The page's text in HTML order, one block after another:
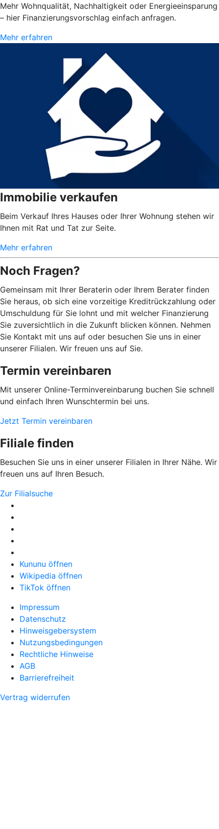
Mehr Wohnqualität, Nachhaltigkeit oder Energieeinsparung
– hier Finanzierungsvorschlag einfach anfragen.
Mehr erfahren
Immobilie verkaufen
Beim Verkauf Ihres Hauses oder Ihrer Wohnung stehen wir
Ihnen mit Rat und Tat zur Seite.
Mehr erfahren
Noch Fragen?
Gemeinsam mit Ihrer Beraterin oder Ihrem Berater finden
Sie heraus, ob sich eine vorzeitige Kreditrückzahlung oder
Umschuldung für Sie lohnt und mit welcher Finanzierung
Sie zuversichtlich in die Zukunft blicken können. Nehmen
Sie Kontakt mit uns auf oder besuchen Sie uns in einer
unserer Filialen. Wir freuen uns auf Sie.
Termin vereinbaren
Mit unserer Online-Terminvereinbarung buchen Sie schnell
und einfach Ihren Wunschtermin bei uns.
Jetzt Termin vereinbaren
Filiale finden
Besuchen Sie uns in einer unserer Filialen in Ihrer Nähe. Wir
freuen uns auf Ihren Besuch.
Zur Filialsuche
Kununu öffnen
Wikipedia öffnen
TikTok öffnen
Impressum
Datenschutz
Hinweisgebersystem
Nutzungsbedingungen
Rechtliche Hinweise
AGB
Barrierefreiheit
Vertrag widerrufen